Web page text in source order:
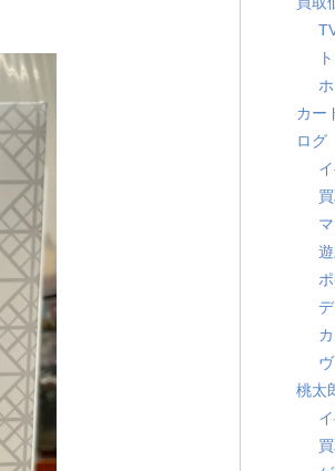
カー
ログ
桃太